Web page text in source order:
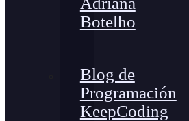
Botelho
Blog de
Programación
KeepCoding